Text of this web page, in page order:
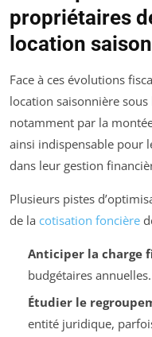
propriétaires
location
Face à ces évolutions
location saisonnière
notamment par la
ainsi indispensable pour
dans leur gestion
Plusieurs pistes
de la cotisation foncière
Anticiper la charge
budgétaires annuelles.
Étudier le
entité juridique,